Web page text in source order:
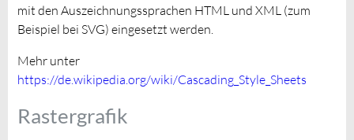
mit den Auszeichnungssprachen HTML und XML (zum
Beispiel bei SVG) eingesetzt werden.
Mehr unter
https://de.wikipedia.org/wiki/Cascading_Style_Sheets
Rastergrafik